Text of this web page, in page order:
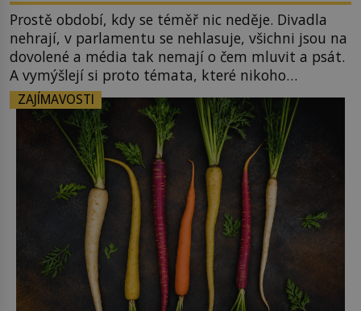
Prostě období, kdy se téměř nic neděje. Divadla
nehrají, v parlamentu se nehlasuje, všichni jsou na
dovolené a média tak nemají o čem mluvit a psát.
A vymýšlejí si proto témata, které nikoho
nezajímají. Proč je však ona letní doba spojovaná
zrovna s okurkami? Okurkovou sezónu známe už
od poloviny 19. století, ovšem jako Češi […]
ZAJÍMAVOSTI